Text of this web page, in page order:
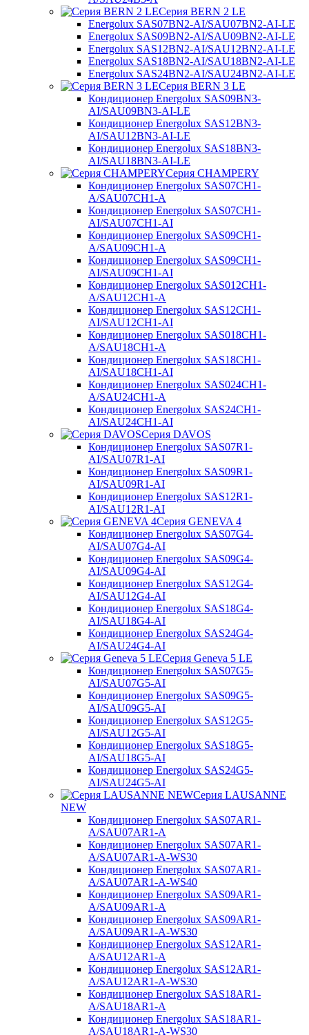
Серия BERN 2 LE
Energolux SAS07BN2-AI/SAU07BN2-AI-LE
Energolux SAS09BN2-AI/SAU09BN2-AI-LE
Energolux SAS12BN2-AI/SAU12BN2-AI-LE
Energolux SAS18BN2-AI/SAU18BN2-AI-LE
Energolux SAS24BN2-AI/SAU24BN2-AI-LE
Серия BERN 3 LE
Кондиционер Energolux SAS09BN3-
AI/SAU09BN3-AI-LE
Кондиционер Energolux SAS12BN3-
AI/SAU12BN3-AI-LE
Кондиционер Energolux SAS18BN3-
AI/SAU18BN3-AI-LE
Серия CHAMPERY
Кондиционер Energolux SAS07CH1-
A/SAU07CH1-A
Кондиционер Energolux SAS07CH1-
AI/SAU07CH1-AI
Кондиционер Energolux SAS09CH1-
A/SAU09CH1-A
Кондиционер Energolux SAS09CH1-
AI/SAU09CH1-AI
Кондиционер Energolux SAS012CH1-
A/SAU12CH1-A
Кондиционер Energolux SAS12CH1-
AI/SAU12CH1-AI
Кондиционер Energolux SAS018CH1-
A/SAU18CH1-A
Кондиционер Energolux SAS18CH1-
AI/SAU18CH1-AI
Кондиционер Energolux SAS024CH1-
A/SAU24CH1-A
Кондиционер Energolux SAS24CH1-
AI/SAU24CH1-AI
Серия DAVOS
Кондиционер Energolux SAS07R1-
AI/SAU07R1-AI
Кондиционер Energolux SAS09R1-
AI/SAU09R1-AI
Кондиционер Energolux SAS12R1-
AI/SAU12R1-AI
Серия GENEVA 4
Кондиционер Energolux SAS07G4-
AI/SAU07G4-AI
Кондиционер Energolux SAS09G4-
AI/SAU09G4-AI
Кондиционер Energolux SAS12G4-
AI/SAU12G4-AI
Кондиционер Energolux SAS18G4-
AI/SAU18G4-AI
Кондиционер Energolux SAS24G4-
AI/SAU24G4-AI
Серия Geneva 5 LE
Кондиционер Energolux SAS07G5-
AI/SAU07G5-AI
Кондиционер Energolux SAS09G5-
AI/SAU09G5-AI
Кондиционер Energolux SAS12G5-
AI/SAU12G5-AI
Кондиционер Energolux SAS18G5-
AI/SAU18G5-AI
Кондиционер Energolux SAS24G5-
AI/SAU24G5-AI
Серия LAUSANNE
NEW
Кондиционер Energolux SAS07AR1-
A/SAU07AR1-A
Кондиционер Energolux SAS07AR1-
A/SAU07AR1-A-WS30
Кондиционер Energolux SAS07AR1-
A/SAU07AR1-A-WS40
Кондиционер Energolux SAS09AR1-
A/SAU09AR1-A
Кондиционер Energolux SAS09AR1-
A/SAU09AR1-A-WS30
Кондиционер Energolux SAS12AR1-
A/SAU12AR1-A
Кондиционер Energolux SAS12AR1-
A/SAU12AR1-A-WS30
Кондиционер Energolux SAS18AR1-
A/SAU18AR1-A
Кондиционер Energolux SAS18AR1-
A/SAU18AR1-A-WS30